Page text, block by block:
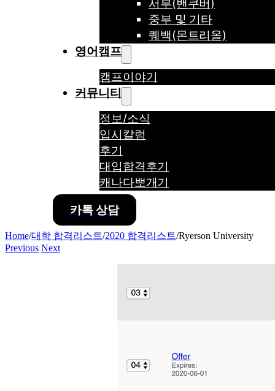
서부(밴쿠버)
중부 및 기타
퀘백(몬트리올)
영어캠프
캠프이야기
커뮤니티
정보/소식
입시칼럼
후기
대입합격후기
캐나다뽀개기
카톡 상담
Home/대학 합격리스트/2020 합격리스트/Ryerson University
Previous Next